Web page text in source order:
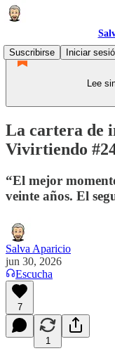
Suscribirse
Iniciar
Lee
La cartera de
Vivirtiendo
“El mejor
veinte años. El
Salva Aparicio
jun 30, 2026
Escucha
7
1